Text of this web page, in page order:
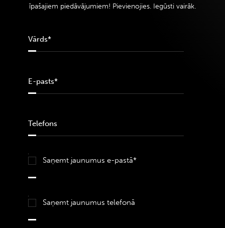
īpašajiem piedāvājumiem! Pievienojies. Iegūsti vairāk.
Saņemt jaunumus e-pastā*
Saņemt jaunumus telefonā